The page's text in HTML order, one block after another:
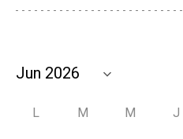
L M M J